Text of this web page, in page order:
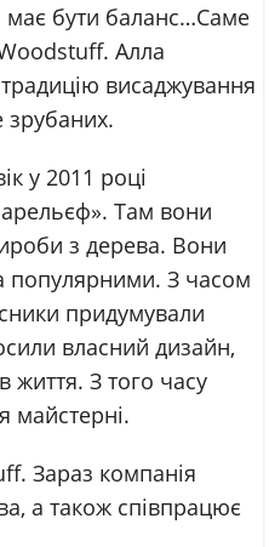
має бути баланс…Саме
Алла
висаджування
зрубаних.
у 2011 році
Там вони
з дерева. Вони
популярними. З часом
придумували
власний дизайн,
життя. З того часу
майстерні.
Зараз компанія
а також співпрацює